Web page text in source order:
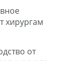
хирургам
от